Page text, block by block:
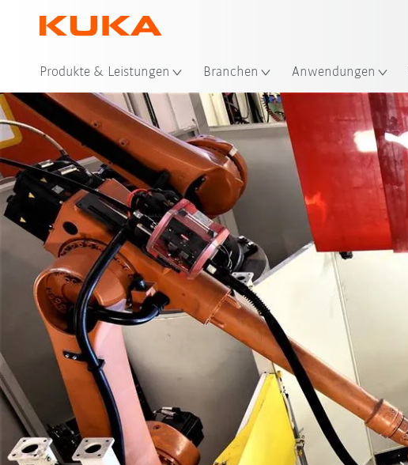
Produkte & Leistungen Branchen Anwendungen